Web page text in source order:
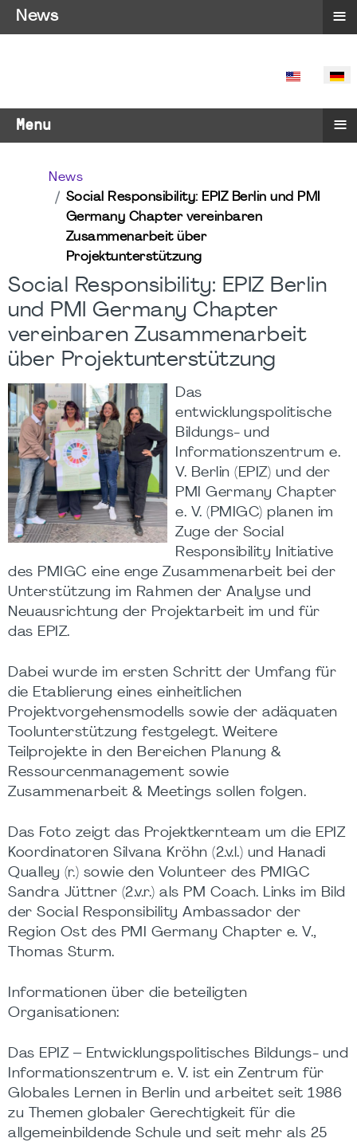
SPRACHE
Menu ≡
News
Social Responsibility: EPIZ Berlin und PMI
Germany Chapter vereinbaren
Zusammenarbeit über
Projektunterstützung
Social Responsibility: EPIZ Berlin
und PMI Germany Chapter
vereinbaren Zusammenarbeit
über Projektunterstützung
Das
entwicklungspolitische
Bildungs- und
Informationszentrum e.
V. Berlin (EPIZ) und der
PMI Germany Chapter
e. V. (PMIGC) planen im
Zuge der Social
Responsibility Initiative
des PMIGC eine enge Zusammenarbeit bei der
Unterstützung im Rahmen der Analyse und
Neuausrichtung der Projektarbeit im und für
das EPIZ.
Dabei wurde im ersten Schritt der Umfang für
die Etablierung eines einheitlichen
Projektvorgehensmodells sowie der adäquaten
Toolunterstützung festgelegt. Weitere
Teilprojekte in den Bereichen Planung &
Ressourcenmanagement sowie
Zusammenarbeit & Meetings sollen folgen.
Das Foto zeigt das Projektkernteam um die EPIZ
Koordinatoren Silvana Kröhn (2.v.l.) und Hanadi
Qualley (r.) sowie den Volunteer des PMIGC
Sandra Jüttner (2.v.r.) als PM Coach. Links im Bild
der Social Responsibility Ambassador der
Region Ost des PMI Germany Chapter e. V.,
Thomas Sturm.
Informationen über die beteiligten
Organisationen:
Das EPIZ – Entwicklungspolitisches Bildungs- und
Informationszentrum e. V. ist ein Zentrum für
Globales Lernen in Berlin und arbeitet seit 1986
zu Themen globaler Gerechtigkeit für die
allgemeinbildende Schule und seit mehr als 25
News ≡